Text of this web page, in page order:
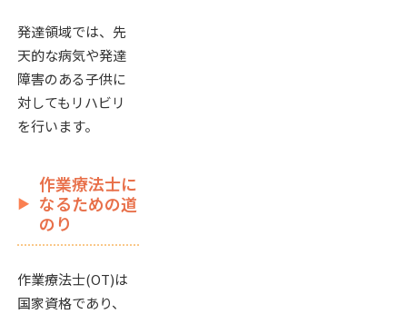
発達領域では、先
天的な病気や発達
障害のある子供に
対してもリハビリ
を行います。
作業療法士に
なるための道
のり
作業療法士(OT)は
国家資格であり、